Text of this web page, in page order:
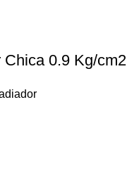
Chica 0.9 Kg/cm2